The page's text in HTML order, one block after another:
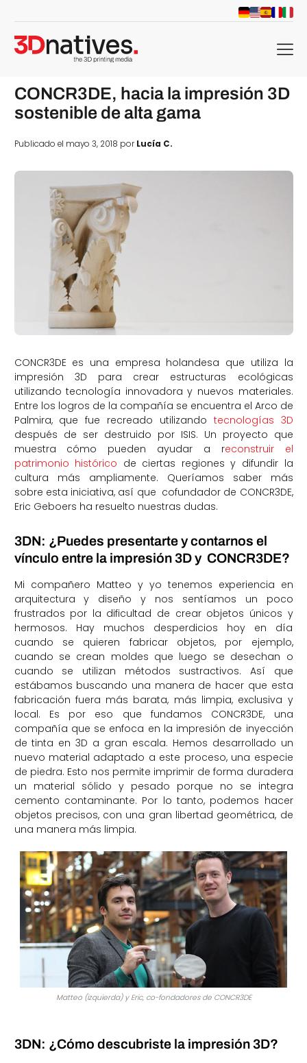
menu
CONCR3DE, hacia la impresión 3D
sostenible de alta gama
Publicado el mayo 3, 2018 porLucía C.
CONCR3DE es una empresa holandesa que utiliza la
impresión 3D para crear estructuras ecológicas
utilizando tecnología innovadora y nuevos materiales.
Entre los logros de la compañía se encuentra el Arco de
Palmira, que fue recreado utilizando tecnologías 3D
después de ser destruido por ISIS. Un proyecto que
muestra cómo pueden ayudar a reconstruir el
patrimonio histórico de ciertas regiones y difundir la
cultura más ampliamente. Queríamos saber más
sobre esta iniciativa, así que cofundador de CONCR3DE,
Eric Geboers ha resuelto nuestras dudas.
3DN: ¿Puedes presentarte y contarnos el
vínculo entre la impresión 3D y CONCR3DE?
Mi compañero Matteo y yo tenemos experiencia en
arquitectura y diseño y nos sentíamos un poco
frustrados por la dificultad de crear objetos únicos y
hermosos. Hay muchos desperdicios hoy en día
cuando se quieren fabricar objetos, por ejemplo,
cuando se crean moldes que luego se desechan o
cuando se utilizan métodos sustractivos. Así que
estábamos buscando una manera de hacer que esta
fabricación fuera más barata, más limpia, exclusiva y
local. Es por eso que fundamos CONCR3DE, una
compañía que se enfoca en la impresión de inyección
de tinta en 3D a gran escala. Hemos desarrollado un
nuevo material adaptado a este proceso, una especie
de piedra. Esto nos permite imprimir de forma duradera
un material sólido y pesado porque no se integra
cemento contaminante. Por lo tanto, podemos hacer
objetos precisos, con una gran libertad geométrica, de
una manera más limpia.
Matteo (izquierda) y Eric, co-fondadores de CONCR3DE
3DN: ¿Cómo descubriste la impresión 3D?